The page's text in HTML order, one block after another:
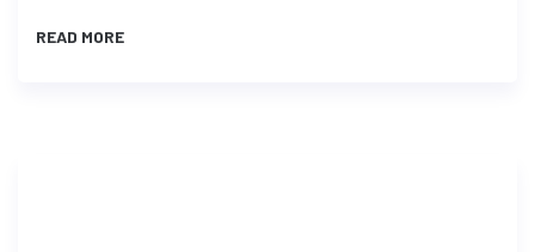
READ MORE